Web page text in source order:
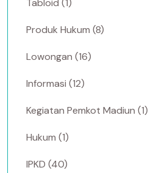
Tabloid (1)
Produk Hukum (8)
Lowongan (16)
Informasi (12)
Kegiatan Pemkot Madiun (1)
Hukum (1)
IPKD (40)